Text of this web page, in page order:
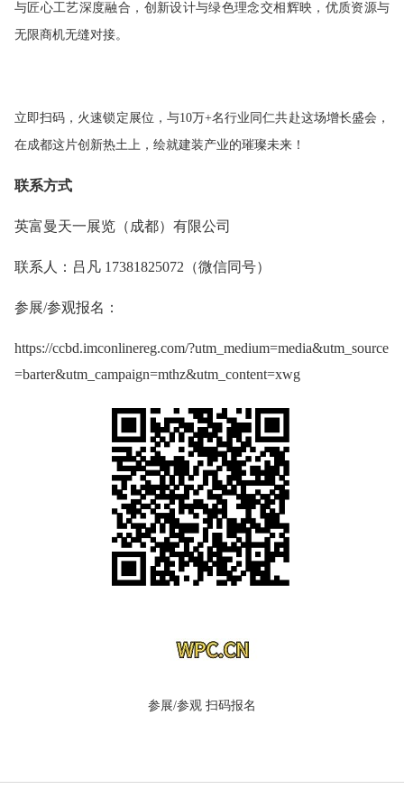
与匠心工艺深度融合，创新设计与绿色理念交相辉映，优质资源与
无限商机无缝对接。
立即扫码，火速锁定展位，与10万+名行业同仁共赴这场增长盛会，
在成都这片创新热土上，绘就建装产业的璀璨未来！
联系方式
英富曼天一展览（成都）有限公司
联系人：吕凡 17381825072（微信同号）
参展/参观报名：
https://ccbd.imconlinereg.com/?utm_medium=media&utm_source
=barter&utm_campaign=mthz&utm_content=xwg
参展/参观 扫码报名